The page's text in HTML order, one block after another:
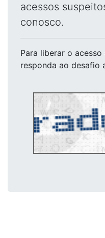
acessos
conosco.
Para liberar o acesso
responda ao desafio